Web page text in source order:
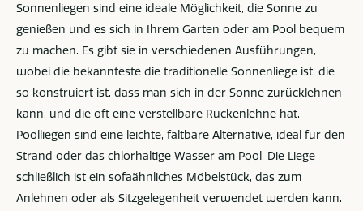
Sonnenliegen sind eine ideale Möglichkeit, die Sonne zu
genießen und es sich in Ihrem Garten oder am Pool bequem
zu machen. Es gibt sie in verschiedenen Ausführungen,
wobei die bekannteste die traditionelle Sonnenliege ist, die
so konstruiert ist, dass man sich in der Sonne zurücklehnen
kann, und die oft eine verstellbare Rückenlehne hat.
Poolliegen sind eine leichte, faltbare Alternative, ideal für den
Strand oder das chlorhaltige Wasser am Pool. Die Liege
schließlich ist ein sofaähnliches Möbelstück, das zum
Anlehnen oder als Sitzgelegenheit verwendet werden kann.